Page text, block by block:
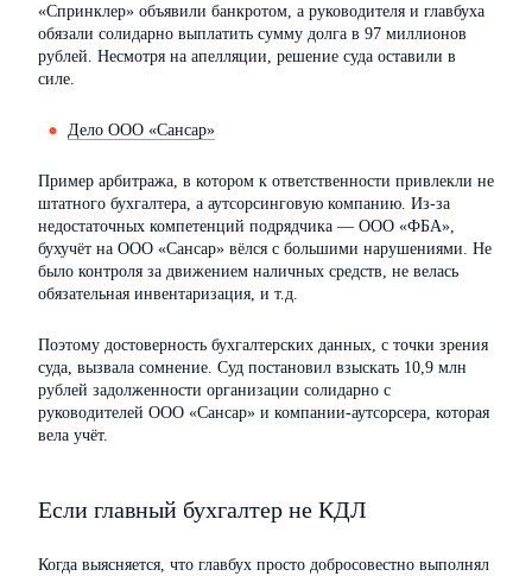
«Спринклер» объявили банкротом, а руководителя и главбуха
обязали солидарно выплатить сумму долга в 97 миллионов
рублей. Несмотря на апелляции, решение суда оставили в
силе.
Дело ООО «Сансар»
Пример арбитража, в котором к ответственности привлекли не
штатного бухгалтера, а аутсорсинговую компанию. Из-за
недостаточных компетенций подрядчика — ООО «ФБА»,
бухучёт на ООО «Сансар» вёлся с большими нарушениями. Не
было контроля за движением наличных средств, не велась
обязательная инвентаризация, и т.д.
Поэтому достоверность бухгалтерских данных, с точки зрения
суда, вызвала сомнение. Суд постановил взыскать 10,9 млн
рублей задолженности организации солидарно с
руководителей ООО «Сансар» и компании-аутсорсера, которая
вела учёт.
Если главный бухгалтер не КДЛ
Когда выясняется, что главбух просто добросовестно выполнял